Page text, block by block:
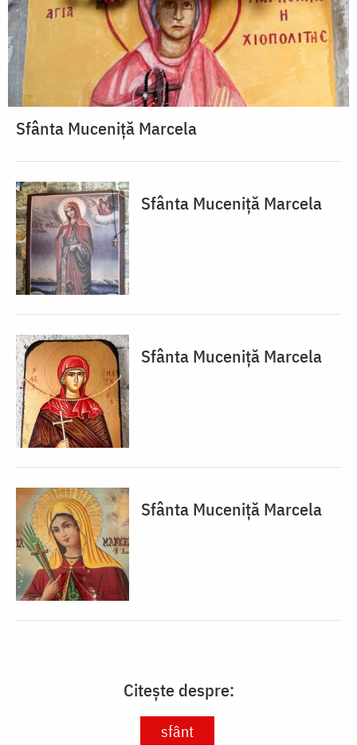
Sfânta Muceniță Marcela
Sfânta Muceniță Marcela
Sfânta Muceniță Marcela
Sfânta Muceniță Marcela
Citește despre:
sfânt